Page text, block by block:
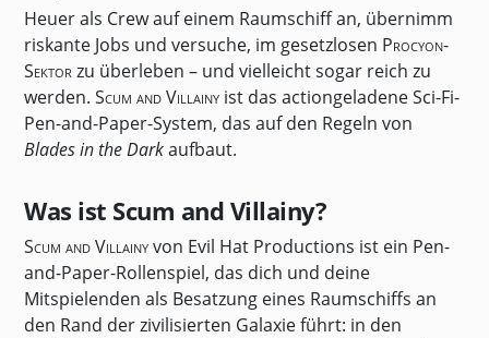
Heuer als Crew auf einem Raumschiff an, übernimm
riskante Jobs und versuche, im gesetzlosen Procyon-
Sektorzu überleben – und vielleicht sogar reich zu
werden.Scum and Villainy ist das actiongeladene Sci-Fi-
Pen-and-Paper-System, das auf den Regeln von
Blades in the Darkaufbaut.
Was ist Scum and Villainy?
Scum and Villainyvon Evil Hat Productions ist ein Pen-
and-Paper-Rollenspiel, das dich und deine
Mitspielenden als Besatzung eines Raumschiffs an
den Rand der zivilisierten Galaxie führt: in den